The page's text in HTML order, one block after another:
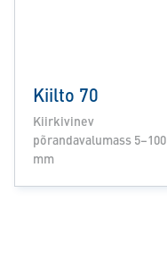
Kiilto 70
Kiirkivinev
põrandavalumass 5–100
mm